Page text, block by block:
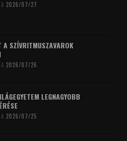
2026/07/27
A SZÍVRITMUSZAVAROK
2026/07/26
LEGNAGYOBB
2026/07/25